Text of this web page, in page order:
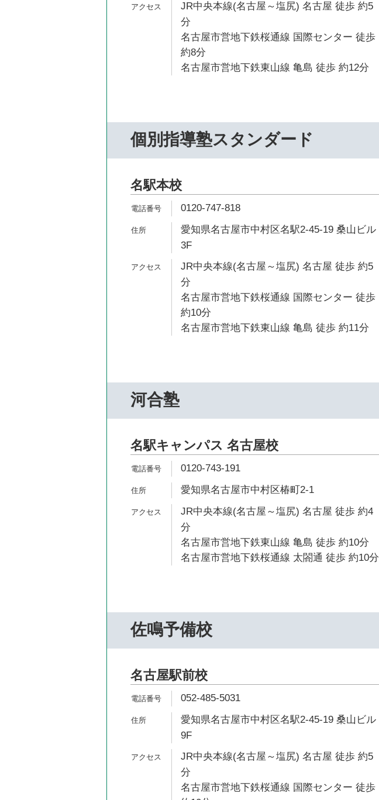
JR中央本線(名古屋～塩尻) 名古屋 徒歩 約5
分
名古屋市営地下鉄桜通線 国際センター 徒歩
約8分
名古屋市営地下鉄東山線 亀島 徒歩 約12分
個別指導塾スタンダード
名駅本校
0120-747-818
愛知県名古屋市中村区名駅2-45-19 桑山ビル
3F
JR中央本線(名古屋～塩尻) 名古屋 徒歩 約5
分
名古屋市営地下鉄桜通線 国際センター 徒歩
約10分
名古屋市営地下鉄東山線 亀島 徒歩 約11分
河合塾
名駅キャンパス 名古屋校
0120-743-191
愛知県名古屋市中村区椿町2-1
JR中央本線(名古屋～塩尻) 名古屋 徒歩 約4
分
名古屋市営地下鉄東山線 亀島 徒歩 約10分
名古屋市営地下鉄桜通線 太閤通 徒歩 約10分
佐鳴予備校
名古屋駅前校
052-485-5031
愛知県名古屋市中村区名駅2-45-19 桑山ビル
9F
JR中央本線(名古屋～塩尻) 名古屋 徒歩 約5
分
名古屋市営地下鉄桜通線 国際センター 徒歩